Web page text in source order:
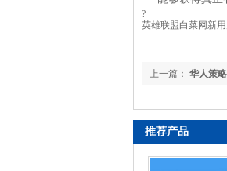
?
英雄联盟白菜网新
上一篇： 华人策略
推荐产品